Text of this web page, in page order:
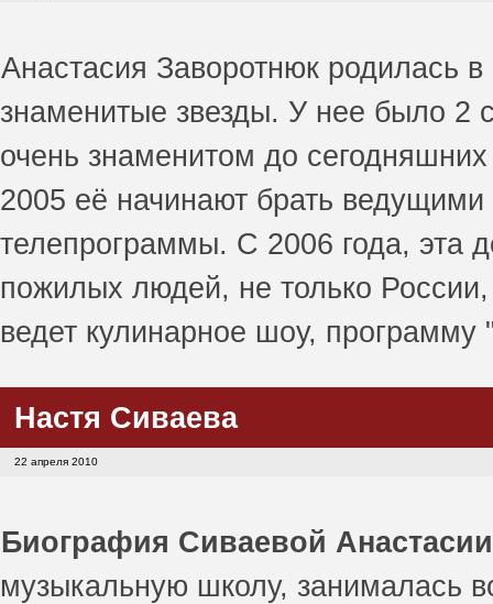
Анастасия Заворотнюк родилась
знаменитые звезды. У нее было 2
очень знаменитом до
2005 её начинают брать
телепрограммы. С 2006 года, эта
пожилых людей, не только
ведет кулинарное шоу,
Настя Cиваева
22 апреля 2010
Биография Сиваевой Анастасии
музыкальную школу, занималась